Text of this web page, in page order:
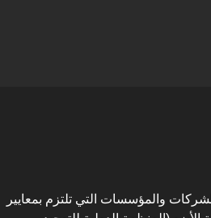
والمؤسسات التي تلتزم بمعايير